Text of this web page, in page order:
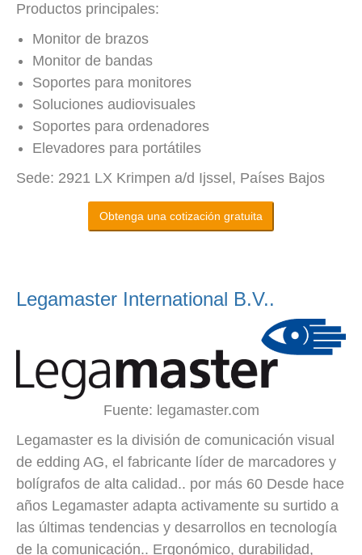
Productos principales:
Monitor de brazos
Monitor de bandas
Soportes para monitores
Soluciones audiovisuales
Soportes para ordenadores
Elevadores para portátiles
Sede: 2921 LX Krimpen a/d Ijssel, Países Bajos
Obtenga una cotización gratuita
Legamaster International B.V..
Fuente: legamaster.com
Legamaster es la división de comunicación visual
de edding AG, el fabricante líder de marcadores y
bolígrafos de alta calidad.. por más 60 Desde hace
años Legamaster adapta activamente su surtido a
las últimas tendencias y desarrollos en tecnología
de la comunicación.. Ergonómico, durabilidad,